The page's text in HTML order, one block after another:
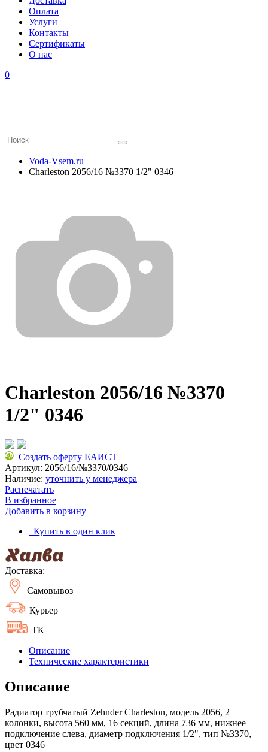
Оплата
Услуги
Контакты
Cертификаты
О нас
0
Voda-Vsem.ru
Charleston 2056/16 №3370 1/2" 0346
Charleston 2056/16 №3370
1/2" 0346
Создать оферту ЕАИСТ
Артикул: 2056/16/№3370/0346
Наличие: уточнить у менеджера
Распечатать
В избранное
Добавить в корзину
Купить в один клик
Доставка:
Самовывоз
Курьер
ТК
Описание
Технические характеристики
Описание
Радиатор трубчатый Zehnder Charleston, модель 2056, 2
колонки, высота 560 мм, 16 секций, длина 736 мм, нижнее
подключение слева, диаметр подключения 1/2", тип №3370,
цвет 0346